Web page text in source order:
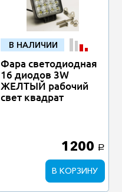
В НАЛИЧИИ
Фара светодиодная
16 диодов 3W
ЖЕЛТЫЙ рабочий
свет квадрат
1200 a
В КОРЗИНУ